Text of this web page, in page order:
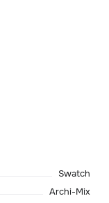
Swatch
Archi-Mix